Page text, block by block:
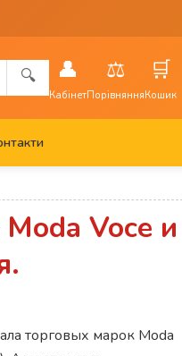
🔍 👤
Кабінет
⚖️
Порівняння
🛒
Кошик
Voce и
торговых марок Moda